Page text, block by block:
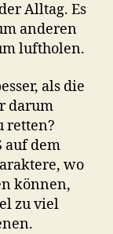
Alltag. Es
anderen
luftholen.
als die
darum
retten?
auf dem
wo
können,
zu viel